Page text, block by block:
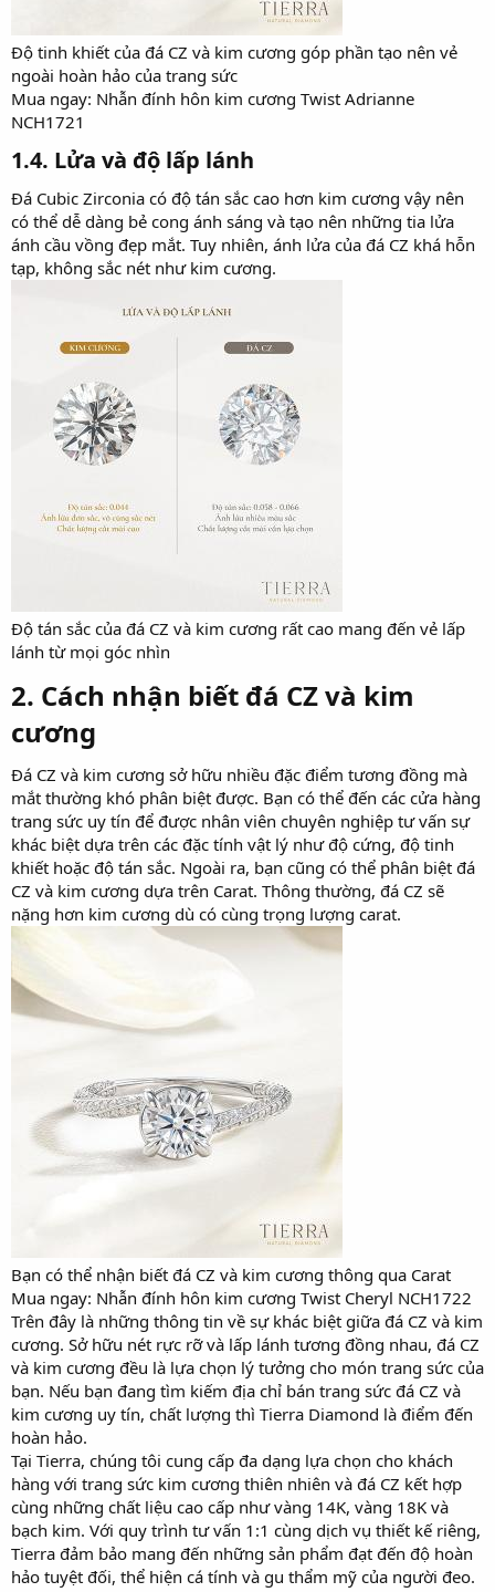
Độ tinh khiết của đá CZ và kim cương góp phần tạo nên vẻ
ngoài hoàn hảo của trang sức
Mua ngay: Nhẫn đính hôn kim cương Twist Adrianne
NCH1721
1.4. Lửa và độ lấp lánh​
Đá Cubic Zirconia có độ tán sắc cao hơn kim cương vậy nên
có thể dễ dàng bẻ cong ánh sáng và tạo nên những tia lửa
ánh cầu vồng đẹp mắt. Tuy nhiên, ánh lửa của đá CZ khá hỗn
tạp, không sắc nét như kim cương.
Độ tán sắc của đá CZ và kim cương rất cao mang đến vẻ lấp
lánh từ mọi góc nhìn
2. Cách nhận biết đá CZ và kim
cương​
Đá CZ và kim cương sở hữu nhiều đặc điểm tương đồng mà
mắt thường khó phân biệt được. Bạn có thể đến các cửa hàng
trang sức uy tín để được nhân viên chuyên nghiệp tư vấn sự
khác biệt dựa trên các đặc tính vật lý như độ cứng, độ tinh
khiết hoặc độ tán sắc. Ngoài ra, bạn cũng có thể phân biệt đá
CZ và kim cương dựa trên Carat. Thông thường, đá CZ sẽ
nặng hơn kim cương dù có cùng trọng lượng carat.
Bạn có thể nhận biết đá CZ và kim cương thông qua Carat
Mua ngay: Nhẫn đính hôn kim cương Twist Cheryl NCH1722
Trên đây là những thông tin về sự khác biệt giữa đá CZ và kim
cương. Sở hữu nét rực rỡ và lấp lánh tương đồng nhau, đá CZ
và kim cương đều là lựa chọn lý tưởng cho món trang sức của
bạn. Nếu bạn đang tìm kiếm địa chỉ bán trang sức đá CZ và
kim cương uy tín, chất lượng thì Tierra Diamond là điểm đến
hoàn hảo.
Tại Tierra, chúng tôi cung cấp đa dạng lựa chọn cho khách
hàng với trang sức kim cương thiên nhiên và đá CZ kết hợp
cùng những chất liệu cao cấp như vàng 14K, vàng 18K và
bạch kim. Với quy trình tư vấn 1:1 cùng dịch vụ thiết kế riêng,
Tierra đảm bảo mang đến những sản phẩm đạt đến độ hoàn
hảo tuyệt đối, thể hiện cá tính và gu thẩm mỹ của người đeo.